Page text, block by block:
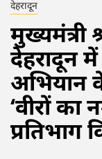
देहरादून
मुख्यमंत्री
देहरादून में
अभियान
‘वीरों का
प्रतिभाग